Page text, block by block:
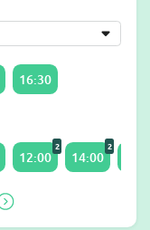
16:30
12:00
2
14:00
2